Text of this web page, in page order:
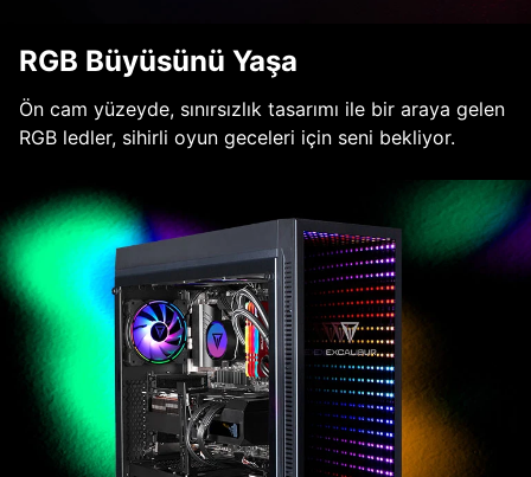
RGB Büyüsünü Yaşa
Ön cam yüzeyde, sınırsızlık tasarımı ile bir araya gelen
RGB ledler, sihirli oyun geceleri için seni bekliyor.